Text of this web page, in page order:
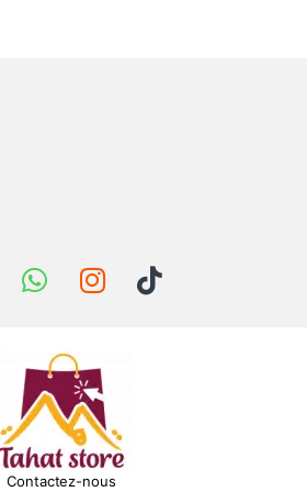
Contactez-nous